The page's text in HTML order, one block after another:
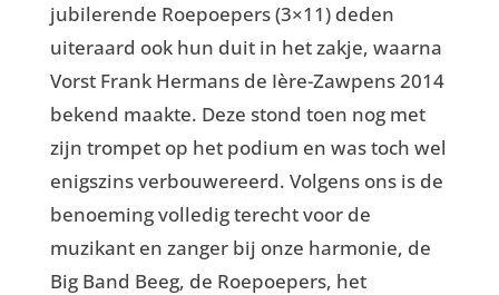
jubilerende Roepoepers (3×11) deden
uiteraard ook hun duit in het zakje, waarna
Vorst Frank Hermans de Ière-Zawpens 2014
bekend maakte. Deze stond toen nog met
zijn trompet op het podium en was toch wel
enigszins verbouwereerd. Volgens ons is de
benoeming volledig terecht voor de
muzikant en zanger bij onze harmonie, de
Big Band Beeg, de Roepoepers, het